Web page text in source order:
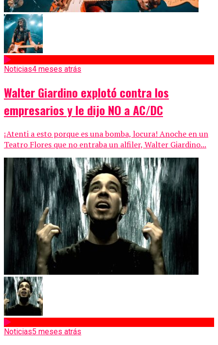
Noticias4 meses atrás
Walter Giardino explotó contra los
empresarios y le dijo NO a AC/DC
¡Atenti a esto porque es una bomba, locura! Anoche en un
Teatro Flores que no entraba un alfiler, Walter Giardino...
Noticias5 meses atrás